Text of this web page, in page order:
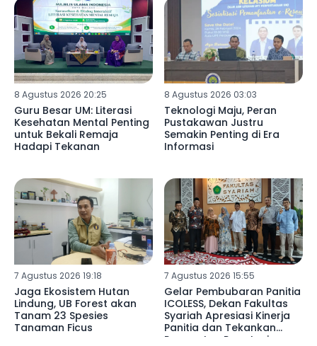
8 Agustus 2026 20:25
Guru Besar UM: Literasi
Kesehatan Mental Penting
untuk Bekali Remaja
Hadapi Tekanan
8 Agustus 2026 03:03
Teknologi Maju, Peran
Pustakawan Justru
Semakin Penting di Era
Informasi
7 Agustus 2026 19:18
Jaga Ekosistem Hutan
Lindung, UB Forest akan
Tanam 23 Spesies
Tanaman Ficus
7 Agustus 2026 15:55
Gelar Pembubaran Panitia
ICOLESS, Dekan Fakultas
Syariah Apresiasi Kinerja
Panitia dan Tekankan
Penguatan Reputasi